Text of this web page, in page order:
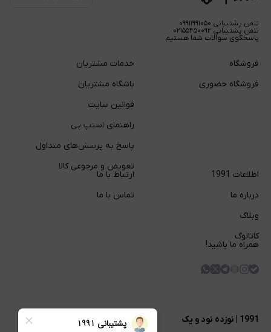
تلفن پشتیبانی ۰۹۹۱۱۹۹۱۰۵۰
تلفن پشتیبانی ۰۲۱۵۵۴۵۰۰۹۲
پاسخگوی سوالات شما هستیم
فروشگاه
فروشگاه حضوری
خدمات مشتریان
باشگاه مشتریان
قوانین سایت
راهنمای اسنپ پی
پاسخ به پرسش‌های متداول
تعویض و مرجوعی کالا
اطلاعات 1991
درباره ما
وبلاگ
کاتالوگ
ارتباط با ما
تماس با ما
همراه ما باشید!
1991 | نوزده نود و یک